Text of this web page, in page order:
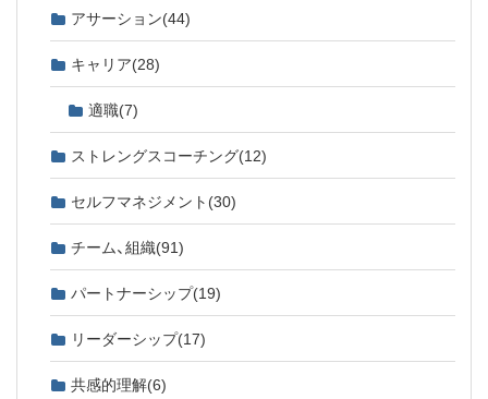
アサーション(44)
キャリア(28)
適職(7)
ストレングスコーチング(12)
セルフマネジメント (30)
チーム、組織(91)
パートナーシップ(19)
リーダーシップ(17)
共感的理解(6)